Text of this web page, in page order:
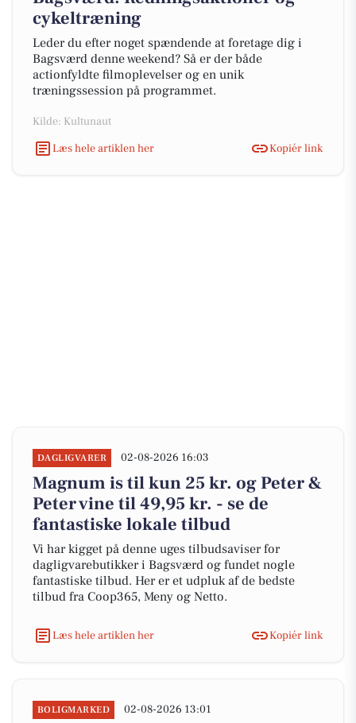
cykeltræning
Leder du efter noget spændende at foretage dig i
Bagsværd denne weekend? Så er der både
actionfyldte filmoplevelser og en unik
træningssession på programmet.
Kilde: Kultunaut
Læs hele artiklen her
Kopiér link
DAGLIGVARER 02-08-2026 16:03
Magnum is til kun 25 kr. og Peter &
Peter vine til 49,95 kr. - se de
fantastiske lokale tilbud
Vi har kigget på denne uges tilbudsaviser for
dagligvarebutikker i Bagsværd og fundet nogle
fantastiske tilbud. Her er et udpluk af de bedste
tilbud fra Coop365, Meny og Netto.
Læs hele artiklen her Kopiér link
BOLIGMARKED 02-08-2026 13:01